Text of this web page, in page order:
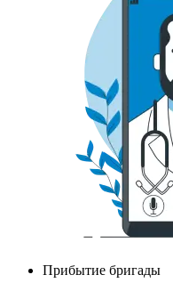
Прибытие бригады